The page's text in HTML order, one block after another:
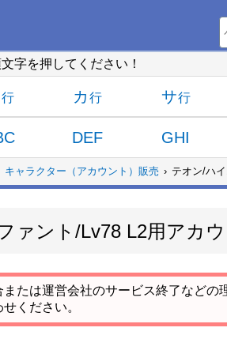
字を押してください！
カ サ
DEF GHI
キャラクター（アカウント）販売 テオン/ハ
ァント/Lv78 L2用アカ
たは運営会社のサービス終了など
ください。